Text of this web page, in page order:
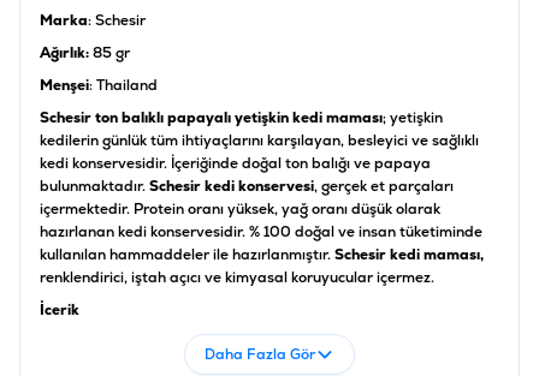
Marka: Schesir
Ağırlık:85 gr
Menşei: Thailand
Schesir ton balıklı papayalı yetişkin kedi maması; yetişkin
kedilerin günlük tüm ihtiyaçlarını karşılayan, besleyici ve sağlıklı
kedi konservesidir. İçeriğinde doğal ton balığı ve papaya
bulunmaktadır.Schesir kedi konservesi, gerçek et parçaları
içermektedir. Protein oranı yüksek, yağ oranı düşük olarak
hazırlanan kedi konservesidir. % 100 doğal ve insan tüketiminde
kullanılan hammaddeler ile hazırlanmıştır.Schesir kedi maması,
renklendirici, iştah açıcı ve kimyasal koruyucular içermez.
İçerik
Doğal Ton Balığı %17, Balık Özü %4,5, Papaya %4, Tapyoka
Daha Fazla Gör